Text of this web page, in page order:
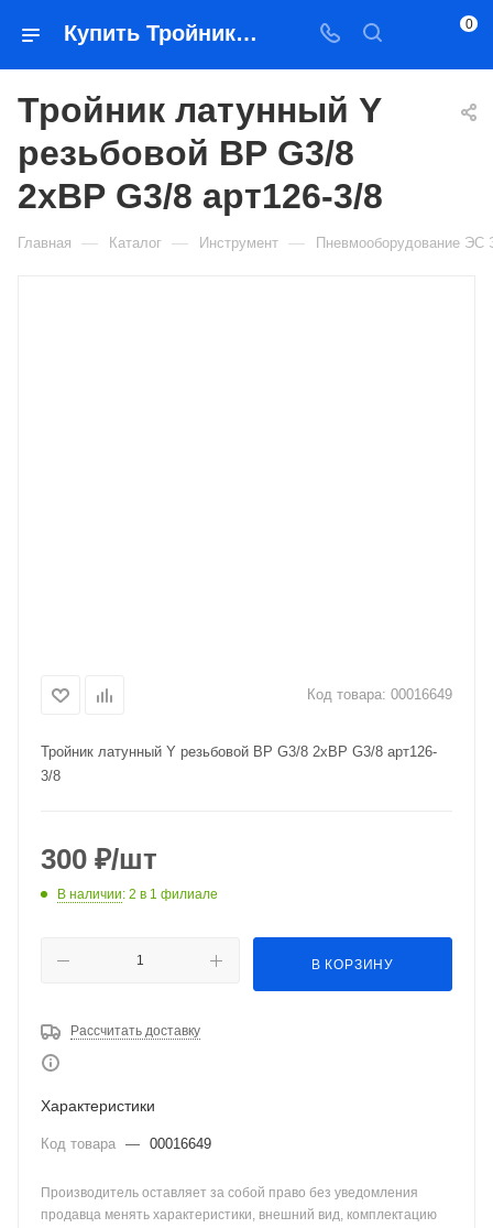
Купить Тройник латунный Y резьбовой ВР G3/8 2хВР G3/8 арт126-3/8 в Якутске — цена, характеристики, подбор | Востоктехторг 0
Тройник латунный Y
резьбовой ВР G3/8
2хВР G3/8 арт126-3/8
Главная — Каталог — Инструмент — Пневмооборудование
Код товара: 00016649
Тройник латунный Y резьбовой ВР G3/8 2хВР G3/8 арт126-
3/8
300 ₽/шт
В наличии: 2 в 1 филиале
В КОРЗИНУ
Рассчитать доставку
Характеристики
Код товара — 00016649
Производитель оставляет за собой право без уведомления
продавца менять характеристики, внешний вид, комплектацию